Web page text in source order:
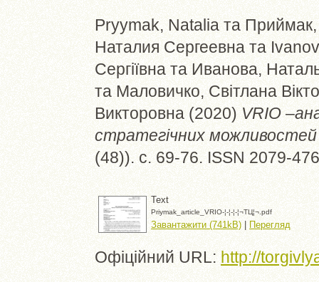
Pryymak, Natalia та Приймак,
Наталия Сергеевна та
Сергіївна та Иванова,
та Маловичко, Світлана
Викторовна (2020) VRIO
стратегічних можливостей
(48)). с. 69-76. ISSN 2079-
Text
Priymak_article_VRIO-¦-¦-¦-¦¬TЦ¦¬.pdf
Завантажити (741kB) | Перегляд
Офіційний URL: http://